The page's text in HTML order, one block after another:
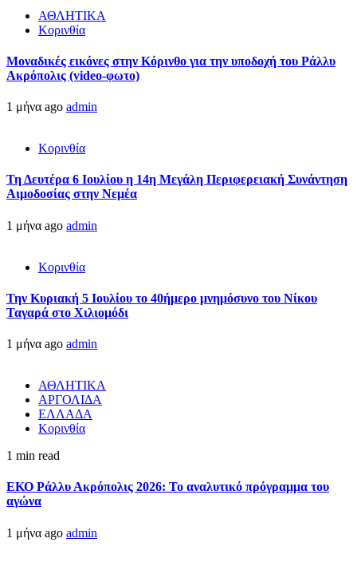
ΑΘΛΗΤΙΚΑ
Κορινθία
Μοναδικές εικόνες στην Κόρινθο για την υποδοχή του Ράλλυ
Ακρόπολις (video-φωτο)
1 μήνα ago admin
Κορινθία
Τη Δευτέρα 6 Ιουλίου η 14η Μεγάλη Περιφερειακή Συνάντηση
Αιμοδοσίας στην Νεμέα
1 μήνα ago admin
Κορινθία
Την Κυριακή 5 Ιουλίου το 40ήμερο μνημόσυνο του Νίκου
Ταγαρά στο Χιλιομόδι
1 μήνα ago admin
ΑΘΛΗΤΙΚΑ
ΑΡΓΟΛΙΔΑ
ΕΛΛΑΔΑ
Κορινθία
1 min read
ΕΚΟ Ράλλυ Ακρόπολις 2026: Το αναλυτικό πρόγραμμα του
αγώνα
1 μήνα ago admin